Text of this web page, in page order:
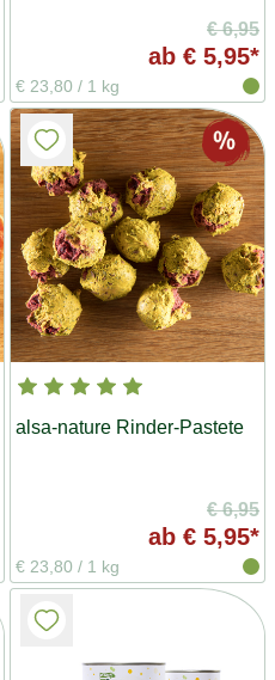
€ 6,95
ab € 5,95*
€ 23,80 / 1 kg
alsa-nature Rinder-Pastete
€ 6,95
ab € 5,95*
€ 23,80 / 1 kg